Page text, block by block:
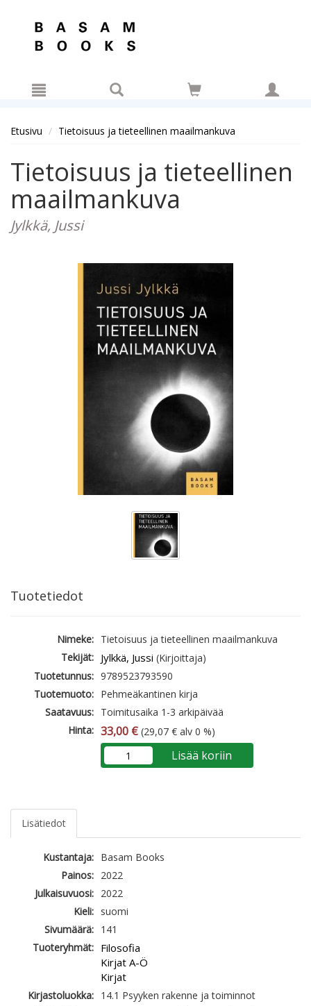
Etusivu Tietoisuus ja tieteellinen maailmankuva
Tietoisuus ja tieteellinen
maailmankuva
Jylkkä, Jussi
Tuotetiedot
Nimeke: Tietoisuus ja tieteellinen maailmankuva
Tekijät: Jylkkä, Jussi (Kirjoittaja)
Tuotetunnus: 9789523793590
Tuotemuoto: Pehmeäkantinen kirja
Saatavuus: Toimitusaika 1-3 arkipäivää
Hinta: 33,00 € (29,07 € alv 0 %)
Lisää koriin
Lisätiedot
Kustantaja: Basam Books
Painos: 2022
Julkaisuvuosi: 2022
Kieli: suomi
Sivumäärä: 141
Tuoteryhmät: Filosofia
Kirjat A-Ö
Kirjat
Kirjastoluokka: 14.1 Psyyken rakenne ja toiminnot